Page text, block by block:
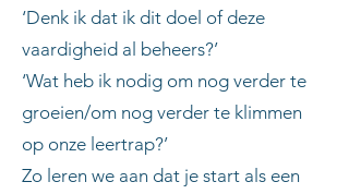
‘Denk ik dat ik dit doel of deze
vaardigheid al beheers?’
‘Wat heb ik nodig om nog verder te
groeien/om nog verder te klimmen
op onze leertrap?’
Zo leren we aan dat je start als een